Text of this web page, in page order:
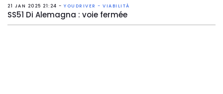
21 JAN 2025 21:24 - YOUDRIVER - VIABILITÀ
SS51 Di Alemagna : voie fermée